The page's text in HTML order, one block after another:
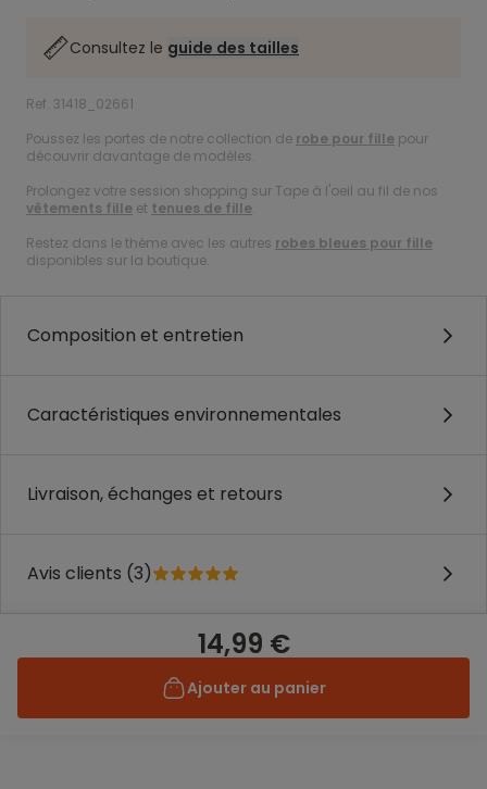
Consultez le guide des tailles
Ref. 31418_02661
Poussez les portes de notre collection de robe pour fille pour
découvrir davantage de modèles.
Prolongez votre session shopping sur Tape à l'oeil au fil de nos
vêtements fille et tenues de fille.
Restez dans le thème avec les autres robes bleues pour fille
disponibles sur la boutique.
Composition et entretien
Caractéristiques environnementales
Livraison, échanges et retours
Avis clients (3)
14,99 €
Ajouter au panier